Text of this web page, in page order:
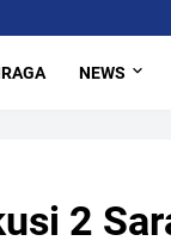
NEWS
2